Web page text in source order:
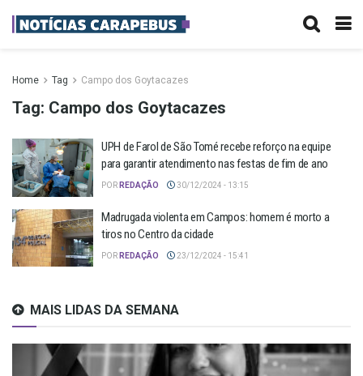
Home Tag Campo dos Goytacazes
Tag: Campo dos Goytacazes
UPH de Farol de São Tomé recebe reforço na equipe
para garantir atendimento nas festas de fim de ano
POR REDAÇÃO 30/12/2024 - 13:15
Madrugada violenta em Campos: homem é morto a
tiros no Centro da cidade
POR REDAÇÃO 23/12/2024 - 15:41
MAIS LIDAS DA SEMANA